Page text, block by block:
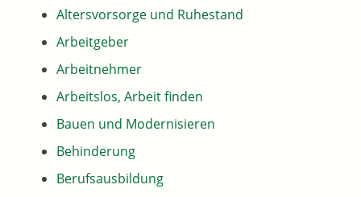
Altersvorsorge und Ruhestand
Arbeitgeber
Arbeitnehmer
Arbeitslos, Arbeit finden
Bauen und Modernisieren
Behinderung
Berufsausbildung